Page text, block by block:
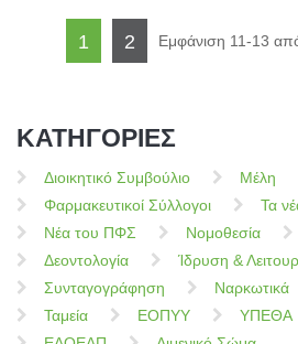
1 2 Εμφάνιση 11-13
ΚΑΤΗΓΟΡΙΕΣ
Διοικητικό Συμβούλιο
Μέλη
Φαρμακευτικοί Σύλλογοι
Τα
Νέα του ΠΦΣ
Νομοθεσία
Δεοντολογία
Ίδρυση &
Συνταγογράφηση
Ναρκωτικά
Ταμεία
ΕΟΠΥΥ ΥΠΕΘΑ